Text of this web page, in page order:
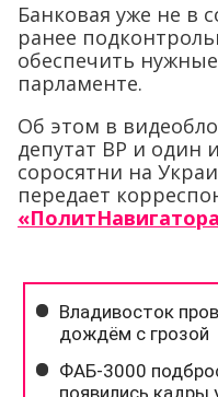
Банковая уже не в
ранее
обеспечить
парламенте.
Об этом в
депутат ВР и один
соросятни на
передает